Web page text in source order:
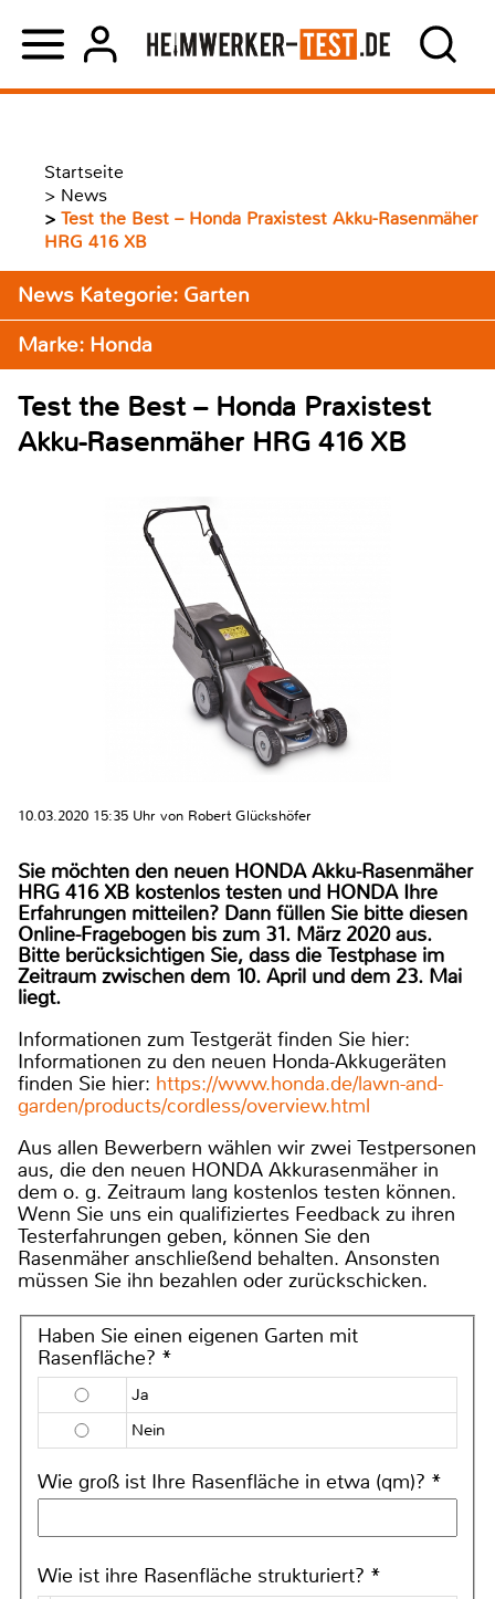
Startseite
> News
> Test the Best – Honda Praxistest Akku-Rasenmäher
HRG 416 XB
News Kategorie: Garten
Marke: Honda
Test the Best – Honda Praxistest
Akku-Rasenmäher HRG 416 XB
10.03.2020 15:35 Uhr von Robert Glückshöfer
Sie möchten den neuen HONDA Akku-Rasenmäher
HRG 416 XB kostenlos testen und HONDA Ihre
Erfahrungen mitteilen? Dann füllen Sie bitte diesen
Online-Fragebogen bis zum 31. März 2020 aus.
Bitte berücksichtigen Sie, dass die Testphase im
Zeitraum zwischen dem 10. April und dem 23. Mai
liegt.
Informationen zum Testgerät finden Sie hier:
Informationen zu den neuen Honda-Akkugeräten
finden Sie hier: https://www.honda.de/lawn-and-
garden/products/cordless/overview.html
Aus allen Bewerbern wählen wir zwei Testpersonen
aus, die den neuen HONDA Akkurasenmäher in
dem o. g. Zeitraum lang kostenlos testen können.
Wenn Sie uns ein qualifiziertes Feedback zu ihren
Testerfahrungen geben, können Sie den
Rasenmäher anschließend behalten. Ansonsten
müssen Sie ihn bezahlen oder zurückschicken.
Haben Sie einen eigenen Garten mit
Rasenfläche? *
Ja
Nein
Wie groß ist Ihre Rasenfläche in etwa (qm)? *
Wie ist ihre Rasenfläche strukturiert? *